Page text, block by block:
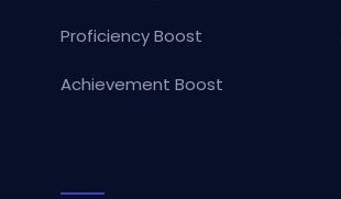
Proficiency Boost
Achievement Boost